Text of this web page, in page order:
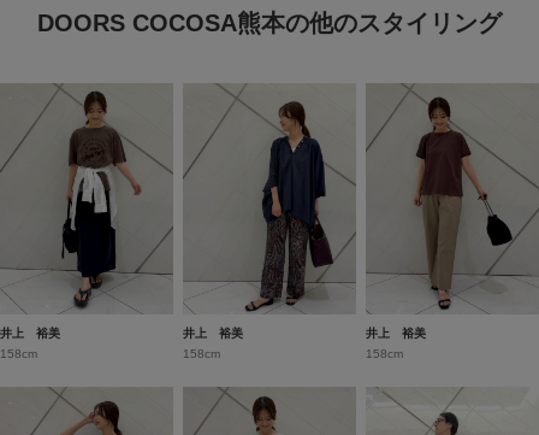
DOORS COCOSA熊本の他のスタイリング
井上 裕美
158cm
井上 裕美
158cm
井上 裕美
158cm